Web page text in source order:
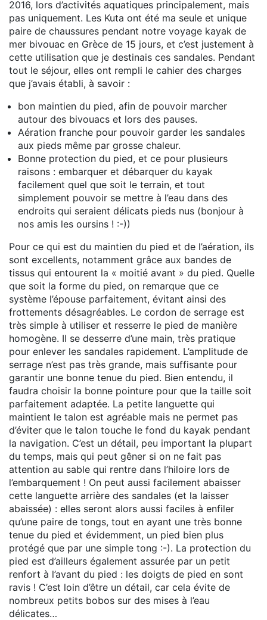
2016, lors d’activités aquatiques principalement, mais
pas uniquement. Les Kuta ont été ma seule et unique
paire de chaussures pendant notre voyage kayak de
mer bivouac en Grèce de 15 jours, et c’est justement à
cette utilisation que je destinais ces sandales. Pendant
tout le séjour, elles ont rempli le cahier des charges
que j’avais établi, à savoir :
bon maintien du pied, afin de pouvoir marcher
autour des bivouacs et lors des pauses.
Aération franche pour pouvoir garder les sandales
aux pieds même par grosse chaleur.
Bonne protection du pied, et ce pour plusieurs
raisons : embarquer et débarquer du kayak
facilement quel que soit le terrain, et tout
simplement pouvoir se mettre à l’eau dans des
endroits qui seraient délicats pieds nus (bonjour à
nos amis les oursins ! :-))
Pour ce qui est du maintien du pied et de l’aération, ils
sont excellents, notamment grâce aux bandes de
tissus qui entourent la « moitié avant » du pied. Quelle
que soit la forme du pied, on remarque que ce
système l’épouse parfaitement, évitant ainsi des
frottements désagréables. Le cordon de serrage est
très simple à utiliser et resserre le pied de manière
homogène. Il se desserre d’une main, très pratique
pour enlever les sandales rapidement. L’amplitude de
serrage n’est pas très grande, mais suffisante pour
garantir une bonne tenue du pied. Bien entendu, il
faudra choisir la bonne pointure pour que la taille soit
parfaitement adaptée. La petite languette qui
maintient le talon est agréable mais ne permet pas
d’éviter que le talon touche le fond du kayak pendant
la navigation. C’est un détail, peu important la plupart
du temps, mais qui peut gêner si on ne fait pas
attention au sable qui rentre dans l’hiloire lors de
l’embarquement ! On peut aussi facilement abaisser
cette languette arrière des sandales (et la laisser
abaissée) : elles seront alors aussi faciles à enfiler
qu’une paire de tongs, tout en ayant une très bonne
tenue du pied et évidemment, un pied bien plus
protégé que par une simple tong :-). La protection du
pied est d’ailleurs également assurée par un petit
renfort à l’avant du pied : les doigts de pied en sont
ravis ! C’est loin d’être un détail, car cela évite de
nombreux petits bobos sur des mises à l’eau
délicates…